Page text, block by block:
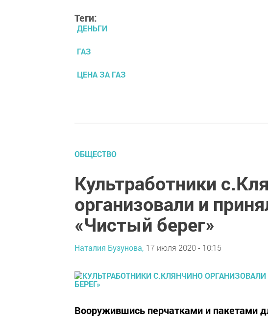
Теги:
ДЕНЬГИ
ГАЗ
ЦЕНА ЗА ГАЗ
ОБЩЕСТВО
Культработники
организовали и
«Чистый берег»
Наталия Бузунова, 17 июля 2020 - 10:15
Вооружившись перчатками и пакетами